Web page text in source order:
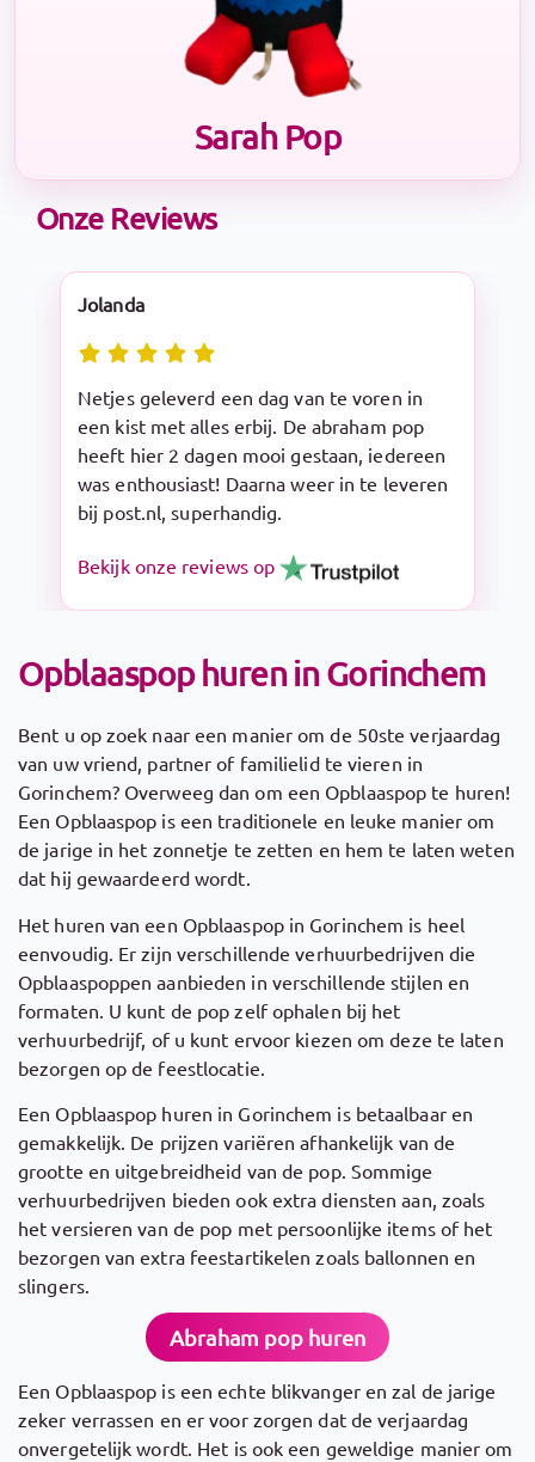
Sarah Pop
Onze Reviews
Nadine
Snelle levering en makkelijk op te zetten.
De Sarah pop is een aanrader!
Bekijk onze reviews op
Opblaaspop huren in Gorinchem
Bent u op zoek naar een manier om de 50ste verjaardag
van uw vriend, partner of familielid te vieren in
Gorinchem? Overweeg dan om een Opblaaspop te huren!
Een Opblaaspop is een traditionele en leuke manier om
de jarige in het zonnetje te zetten en hem te laten weten
dat hij gewaardeerd wordt.
Het huren van een Opblaaspop in Gorinchem is heel
eenvoudig. Er zijn verschillende verhuurbedrijven die
Opblaaspoppen aanbieden in verschillende stijlen en
formaten. U kunt de pop zelf ophalen bij het
verhuurbedrijf, of u kunt ervoor kiezen om deze te laten
bezorgen op de feestlocatie.
Een Opblaaspop huren in Gorinchem is betaalbaar en
gemakkelijk. De prijzen variëren afhankelijk van de
grootte en uitgebreidheid van de pop. Sommige
verhuurbedrijven bieden ook extra diensten aan, zoals
het versieren van de pop met persoonlijke items of het
bezorgen van extra feestartikelen zoals ballonnen en
slingers.
Abraham pop huren
Een Opblaaspop is een echte blikvanger en zal de jarige
zeker verrassen en er voor zorgen dat de verjaardag
onvergetelijk wordt. Het is ook een geweldige manier om